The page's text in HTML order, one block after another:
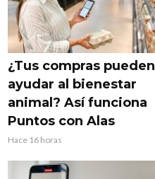
¿Tus compras pueden
ayudar al bienestar
animal? Así funciona
Puntos con Alas
Hace 16 horas